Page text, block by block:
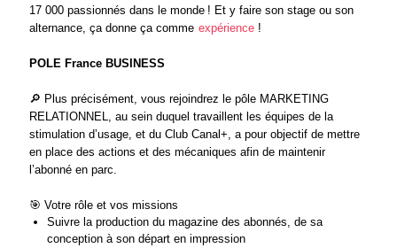
17 000 passionnés dans le monde ! Et y faire son stage ou son
alternance, ça donne ça comme expérience !
POLE France BUSINESS
🔎 Plus précisément, vous rejoindrez le pôle MARKETING
RELATIONNEL, au sein duquel travaillent les équipes de la
stimulation d’usage, et du Club Canal+, a pour objectif de mettre
en place des actions et des mécaniques afin de maintenir
l’abonné en parc.
🎯 Votre rôle et vos missions
Suivre la production du magazine des abonnés, de sa
conception à son départ en impression